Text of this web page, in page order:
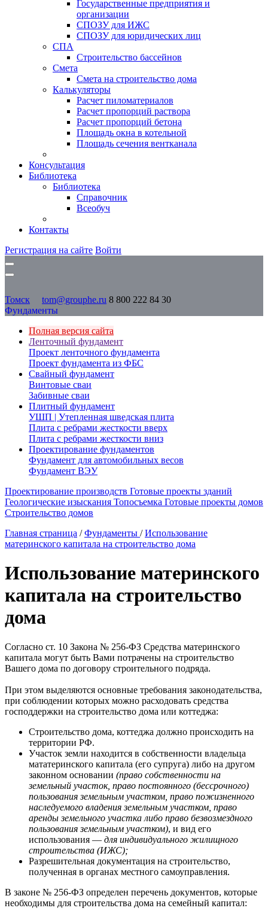
Государственные предприятия и
организации
СПОЗУ для ИЖС
СПОЗУ для юридических лиц
СПА
Строительство бассейнов
Смета
Смета на строительство дома
Калькуляторы
Расчет пиломатериалов
Расчет пропорций раствора
Расчет пропорций бетона
Площадь окна в котельной
Площадь сечения вентканала
Консультация
Библиотека
Библиотека
Справочник
Всеобуч
Контакты
Регистрация на сайте Войти
Томск tom@grouphe.ru 8 800 222 84 30
Фундаменты
Полная версия сайта
Ленточный фундамент
Проект ленточного фундамента
Проект фундамента из ФБС
Свайный фундамент
Винтовые сваи
Забивные сваи
Плитный фундамент
УШП | Утепленная шведская плита
Плита с ребрами жесткости вверх
Плита с ребрами жесткости вниз
Проектирование фундаментов
Фундамент для автомобильных весов
Фундамент ВЭУ
Проектирование производств Готовые проекты зданий
Геологические изыскания Топосъемка Готовые проекты домов
Строительство домов
Главная страница / Фундаменты / Использование
материнского капитала на строительство дома
Использование материнского
капитала на строительство
дома
Согласно ст. 10 Закона № 256-ФЗ Средства материнского
капитала могут быть Вами потрачены на строительство
Вашего дома по договору строительного подряда.
При этом выделяются основные требования законодательства,
при соблюдении которых можно расходовать средства
господдержки на строительство дома или коттеджа:
Строительство дома, коттеджа должно происходить на
территории РФ.
Участок земли находится в собственности владельца
мататеринского капитала (его супруга) либо на другом
законном основании (право собственности на
земельный участок, право постоянного (бессрочного)
пользования земельным участком, право пожизненного
наследуемого владения земельным участком, право
аренды земельного участка либо право безвозмездного
пользования земельным участком), и вид его
использования — для индивидуального жилищного
строительства (ИЖС);
Разрешительная документация на строительство,
полученная в органах местного самоуправления.
В законе № 256-ФЗ определен перечень документов, которые
необходимы для строительства дома на семейный капитал: